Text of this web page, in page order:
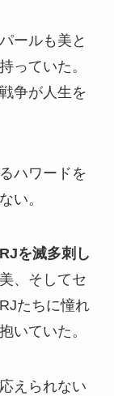
ールも美と
っていた。
争が人生を
ハワードを
い。
を滅多刺し
、そしてセ
たちに憧れ
いていた。
えられない